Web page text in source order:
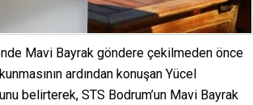
Mavi Bayrak göndere çekilmeden önce
ardından konuşan Yücel
belirterek, STS Bodrum’un Mavi Bayrak